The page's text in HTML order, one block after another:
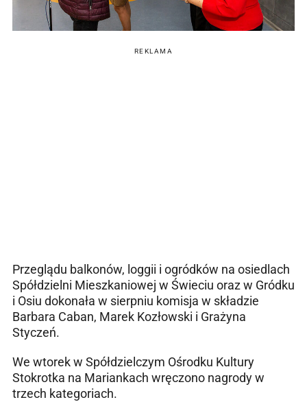
REKLAMA
Przeglądu balkonów, loggii i ogródków na osiedlach
Spółdzielni Mieszkaniowej w Świeciu oraz w Gródku
i Osiu dokonała w sierpniu komisja w składzie
Barbara Caban, Marek Kozłowski i Grażyna
Styczeń.
We wtorek w Spółdzielczym Ośrodku Kultury
Stokrotka na Mariankach wręczono nagrody w
trzech kategoriach.